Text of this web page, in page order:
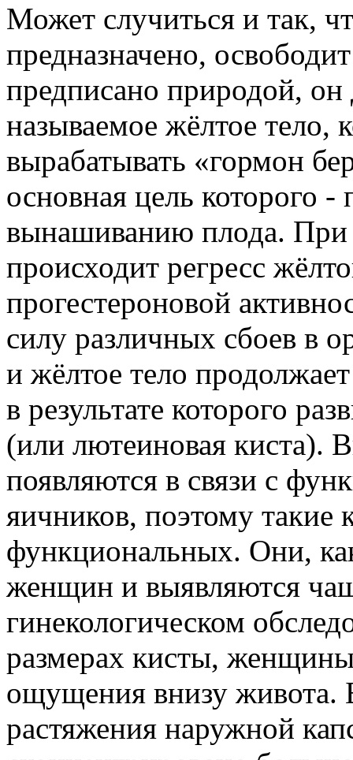
Может случиться и так,
предназначено,
предписано природой, он
называемое жёлтое тело,
вырабатывать «гормон
основная цель которого -
вынашиванию плода. При
происходит регресс
прогестероновой
силу различных сбоев в
и жёлтое тело
в результате которого
(или лютеиновая киста).
появляются в связи с
яичников, поэтому такие
функциональных. Они,
женщин и выявляются
гинекологическом
размерах кисты,
ощущения внизу живота.
растяжения наружной